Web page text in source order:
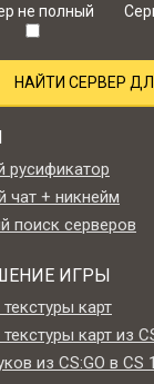
не полный
НАЙТИ СЕРВЕР
русификатор
чат + никнейм
поиск серверов
ИГРЫ
карт
карт из
из CS:GO в CS